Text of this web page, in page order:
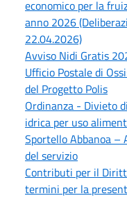
economico per la
anno 2026
22.04.2026)
Avviso Nidi Gratis
Ufficio Postale di
del Progetto Polis
Ordinanza - Divieto
idrica per uso
Sportello Abbanoa
del servizio
Contributi per il
termini per la